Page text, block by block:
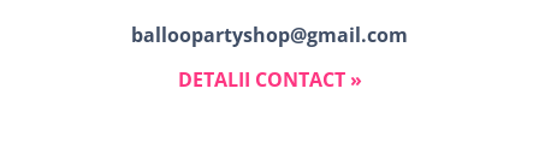
balloopartyshop@gmail.com
DETALII CONTACT »